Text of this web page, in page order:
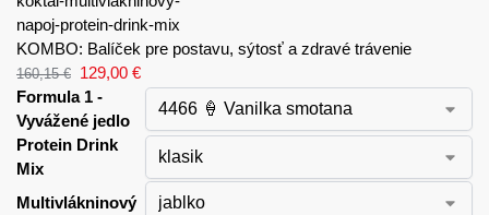
KOMBO: Balíček pre postavu, sýtosť a zdravé trávenie
160,15€ 129,00 €
Formula 1 -
Vyvážené jedlo
Protein Drink
Mix
Multivlákninový